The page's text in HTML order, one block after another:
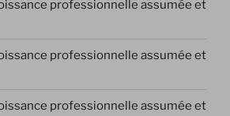
professionnelle assumée et
professionnelle assumée et
professionnelle assumée et